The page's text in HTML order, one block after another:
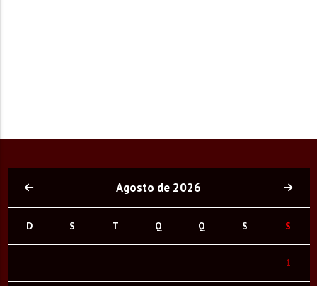
Agosto de 2026
D S T Q Q S S
1